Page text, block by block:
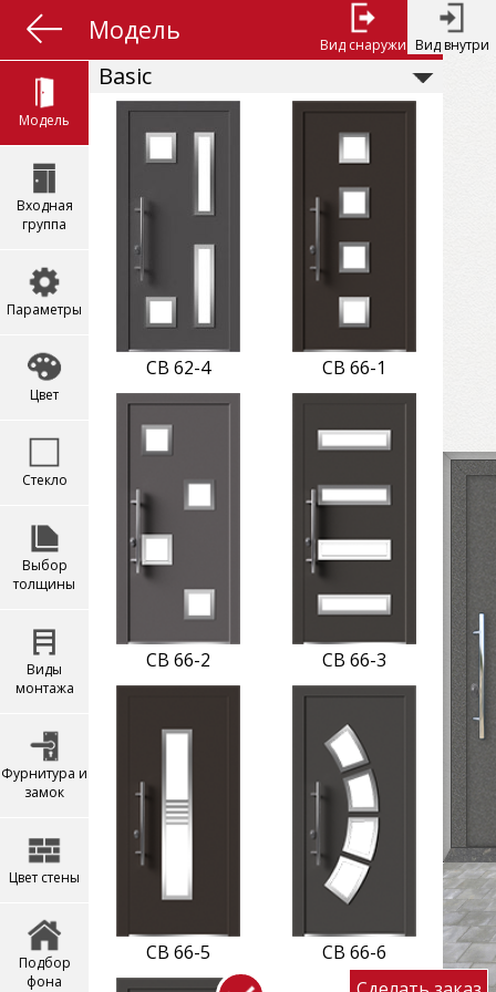
Модель
Модель
Входная
группа
Параметры
Цвет
Стекло
Выбор
толщины
Виды
монтажа
Фурнитура и
замок
Цвет стены
Подбор
фона
Basic
CB 62-4 CB 66-1
CB 66-2 CB 66-3
CB 66-5 CB 66-6
Вид снаружи Вид внутри